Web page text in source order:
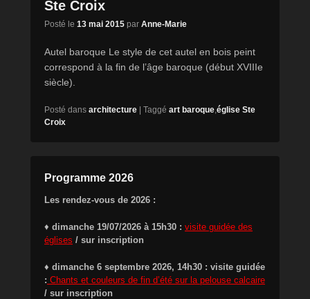
Ste Croix
Posté le 13 mai 2015 par Anne-Marie
Autel baroque Le style de cet autel en bois peint
correspond à la fin de l’âge baroque (début XVIIIe
siècle).
Posté dans architecture Taggé art baroque,église Ste
Croix
Programme 2026
Les rendez-vous de 2026 :
♦ dimanche 19/07/2026 à 15h30 : visite guidée des
églises / sur inscription
♦ dimanche 6 septembre 2026, 14h30 : visite guidée
: Chants et couleurs de fin d’été sur la pelouse calcaire
/ sur inscription